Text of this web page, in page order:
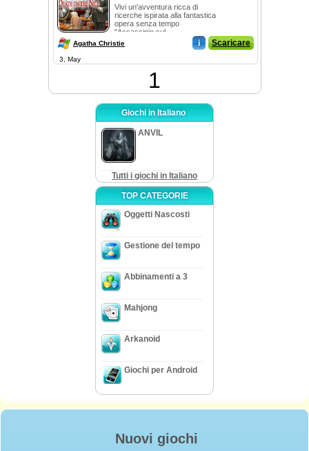
Vivi un'avventura ricca di
ricerche ispirata alla fantastica
opera senza tempo
"Assassinio sul ...
Agatha Christie i Scaricare
3, May
1
Giochi in Italiano
ANVIL
Tutti i giochi in Italiano
TOP CATEGORIE
Oggetti Nascosti
Gestione del tempo
Abbinamenti a 3
Mahjong
Arkanoid
Giochi per Android
Nuovi giochi